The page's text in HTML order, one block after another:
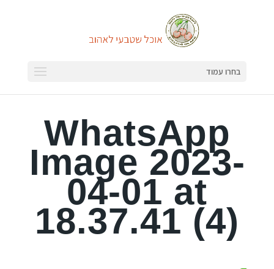
בחרו עמוד
WhatsApp
Image 2023-
04-01 at
18.37.41 (4)